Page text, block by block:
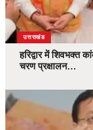
उत्तराखंड
हरिद्वार में शिवभक्त
चरण प्रक्षालन…